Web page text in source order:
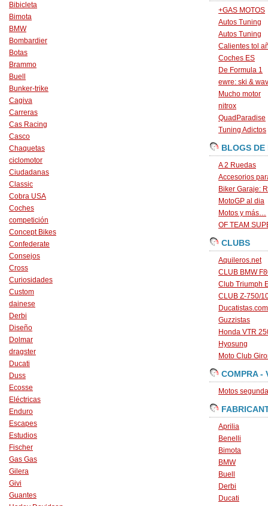
Bibicleta
Bimota
BMW
Bombardier
Botas
Brammo
Buell
Bunker-trike
Cagiva
Carreras
Cas Racing
Casco
Chaquetas
ciclomotor
Ciudadanas
Classic
Cobra USA
Coches
competición
Concept Bikes
Confederate
Consejos
Cross
Curiosidades
Custom
dainese
Derbi
Diseño
Dolmar
dragster
Ducati
Duss
Ecosse
Eléctricas
Enduro
Escapes
Estudios
Fischer
Gas Gas
Gilera
Givi
Guantes
+GAS MOTOS
Autos Tuning
Autos Tuning
Calientes tol
Coches ES
De Formula 1
ewre: ski &
Mucho motor
nitrox
QuadParadise
Tuning Adictos
BLOGS DE
A 2 Ruedas
Accesorios
Biker Garaje:
MotoGP al dia
Motos y más…
OF TEAM
CLUBS
Aquileros.net
CLUB BMW
Club Triumph
CLUB Z-750/
Ducatistas.com
Guzzistas
Honda VTR
Hyosung
Moto Club
COMPRA -
Motos
Aprilia
Benelli
Bimota
BMW
Buell
Derbi
Ducati